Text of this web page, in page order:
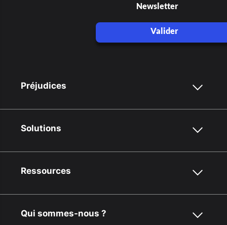
Newsletter
Valider
Préjudices
Solutions
Ressources
Qui sommes-nous ?